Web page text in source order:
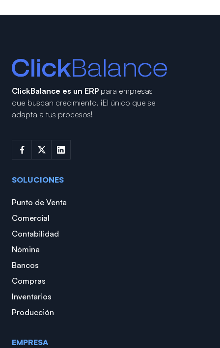
ClickBalance es un ERP para empresas
que buscan crecimiento. ¡El único que se
adapta a tus procesos!
SOLUCIONES
Punto de Venta
Comercial
Contabilidad
Nómina
Bancos
Compras
Inventarios
Producción
EMPRESA